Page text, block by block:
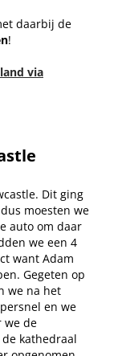
daarbij de
!
via
Dit ging
moesten we
auto om daar
we een 4
want Adam
Gegeten op
we na het
en we
we de
kathedraal